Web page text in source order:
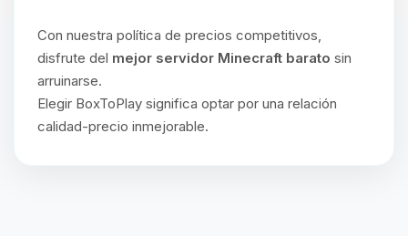
Con nuestra política de precios competitivos,
disfrute del mejor servidor Minecraft barato sin
arruinarse.
Elegir BoxToPlay significa optar por una relación
calidad-precio inmejorable.